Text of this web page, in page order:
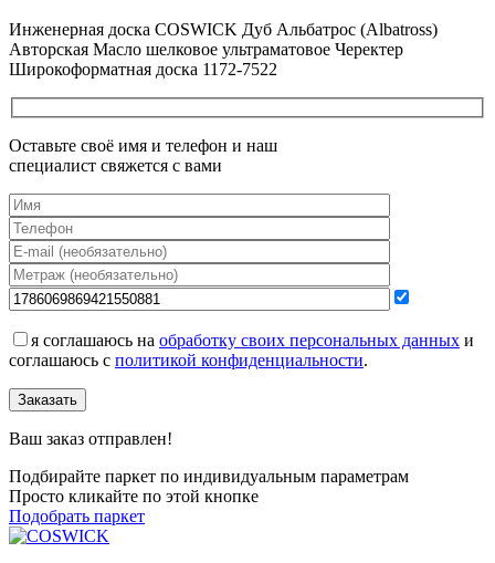
Инженерная доска COSWICK Дуб Альбатрос (Albatross)
Авторская Масло шелковое ультраматовое Черектер
Широкоформатная доска 1172-7522
Оставьте своё имя и телефон и наш
специалист свяжется с вами
я соглашаюсь на обработку своих персональных данных и
соглашаюсь с политикой конфиденциальности.
Заказать
Ваш заказ отправлен!
Подбирайте паркет по индивидуальным параметрам
Просто кликайте по этой кнопке
Подобрать паркет